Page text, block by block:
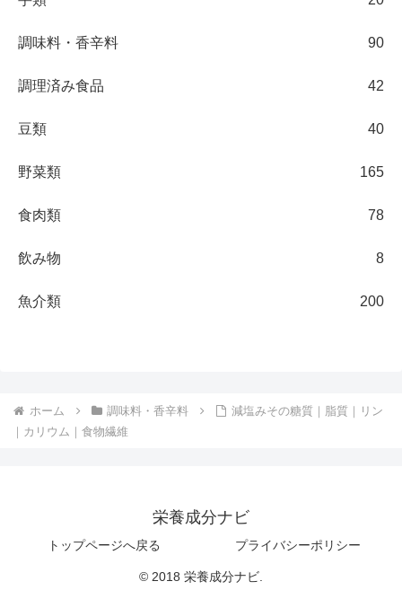
調味料・香辛料 90
調理済み食品 42
豆類 40
野菜類 165
食肉類 78
飲み物 8
魚介類 200
ホーム 調味料・香辛料
減塩みその糖質｜脂質｜リン
｜カリウム｜食物繊維
栄養成分ナビ
トップページへ戻る プライバシーポリシー
© 2018 栄養成分ナビ.